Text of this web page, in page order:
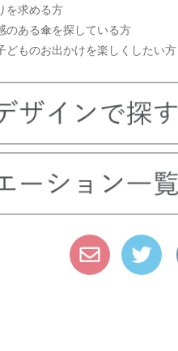
を求める方
のある傘を探している方
どものお出かけを楽しくしたい方